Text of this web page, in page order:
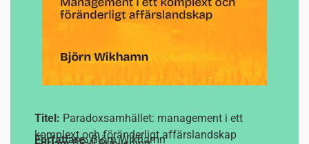
Titel: Paradoxsamhället: management i ett
komplext och föränderligt affärslandskap
Författare:Björn Wikhamn